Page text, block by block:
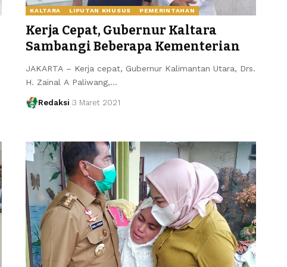
KALTARA LIPUTAN KHUSUS PEMERINTAHAN
Kerja Cepat, Gubernur Kaltara
Sambangi Beberapa Kementerian
JAKARTA – Kerja cepat, Gubernur Kalimantan Utara, Drs.
H. Zainal A Paliwang,…
Redaksi 3 Maret 2021